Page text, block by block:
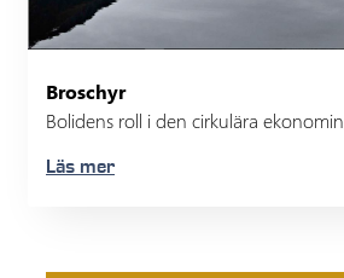
Broschyr
Bolidens roll i den cirkulära ekonomin
Läs mer